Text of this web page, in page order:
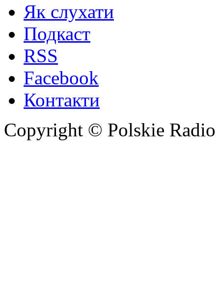
Як слухати
Подкаст
RSS
Facebook
Контакти
Copyright © Polskie